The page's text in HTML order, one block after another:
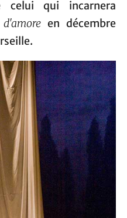
celui qui incarnera
en décembre